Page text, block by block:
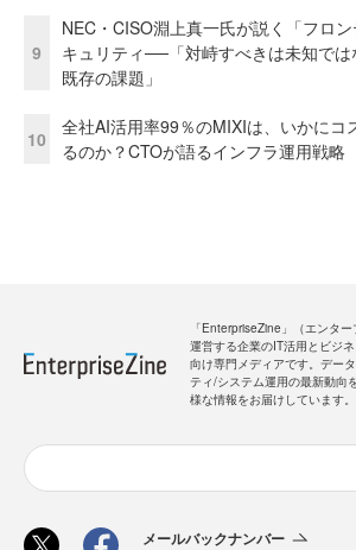
9
NEC・CISO淵上真一氏が説く「フロ
キュリティ──「対峙すべきは未知では
既存の課題」
10
全社AI活用率99％のMIXIは、いかにコ
るのか？CTOが語るインフラ運用戦略
「EnterpriseZine」（エンタ
運営する企業のIT活用とビジ
向け専門メディアです。デー
ティ/システム運用の最新動向
様な情報をお届けしています。
メールバックナンバー